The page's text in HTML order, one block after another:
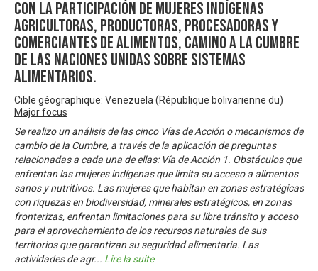
con la participación de mujeres indígenas
agricultoras, productoras, procesadoras y
comerciantes de alimentos, camino a la Cumbre
de las Naciones Unidas sobre Sistemas
Alimentarios.
Cible géographique: Venezuela (République bolivarienne du)
Major focus
Se realizo un análisis de las cinco Vías de Acción o mecanismos de
cambio de la Cumbre, a través de la aplicación de preguntas
relacionadas a cada una de ellas: Vía de Acción 1. Obstáculos que
enfrentan las mujeres indígenas que limita su acceso a alimentos
sanos y nutritivos. Las mujeres que habitan en zonas estratégicas
con riquezas en biodiversidad, minerales estratégicos, en zonas
fronterizas, enfrentan limitaciones para su libre tránsito y acceso
para el aprovechamiento de los recursos naturales de sus
territorios que garantizan su seguridad alimentaria. Las
actividades de agr... Lire la suite